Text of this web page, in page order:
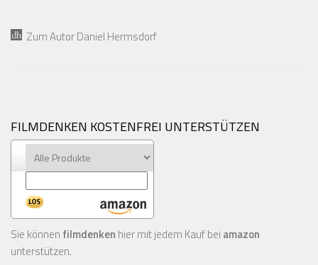
Zum Autor Daniel Hermsdorf
FILMDENKEN KOSTENFREI UNTERSTÜTZEN
Sie können filmdenken hier mit jedem Kauf bei amazon
unterstützen.